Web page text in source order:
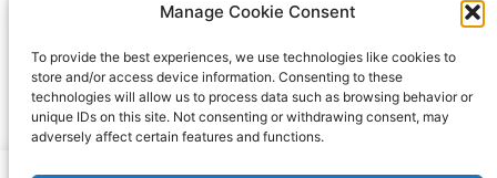
Manage Cookie Consent
To provide the best experiences, we use technologies like cookies to
store and/or access device information. Consenting to these
technologies will allow us to process data such as browsing behavior or
unique IDs on this site. Not consenting or withdrawing consent, may
adversely affect certain features and functions.